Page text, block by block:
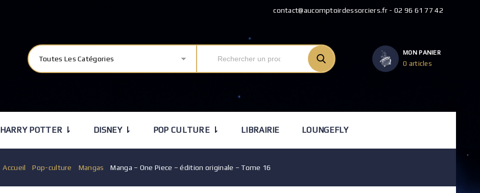
contact@aucomptoirdessorciers.fr - 02 96 61 77 42
Toutes Les Catégories
MON PANIER
0 articles
HARRY POTTER ⇂ DISNEY ⇂ POP CULTURE ⇂ LIBRAIRIE LOUNGEFLY
Accueil /Pop-culture Mangas /Manga – One Piece – édition originale – Tome 16